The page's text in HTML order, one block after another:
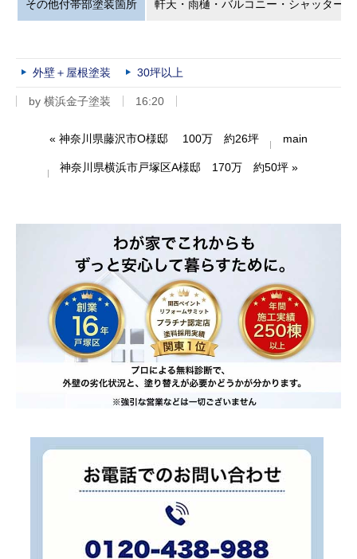
その他付帯部塗装箇所 軒天・雨樋・バルコニー・シャッター
外壁＋屋根塗装 30坪以上
by 横浜金子塗装 16:20
« 神奈川県藤沢市O様邸 100万 約26坪 main
神奈川県横浜市戸塚区A様邸 170万 約50坪»